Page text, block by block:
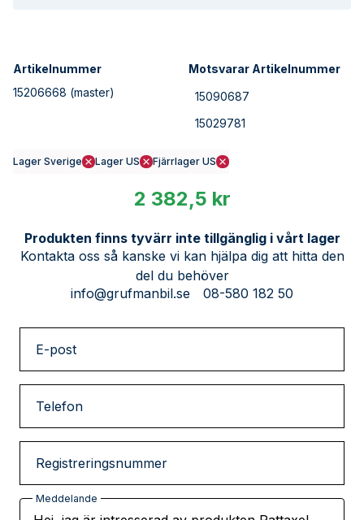
Artikelnummer
15206668 (master)
Motsvarar Artikelnummer
15090687
15029781
Lager Sverige Lager US Fjärrlager US
2 382,5 kr
Produkten finns tyvärr inte tillgänglig i vårt lager
Kontakta oss så kanske vi kan hjälpa dig att hitta den
del du behöver
info@grufmanbil.se
08-580 182 50
E-post
Telefon
Registreringsnummer
Meddelande